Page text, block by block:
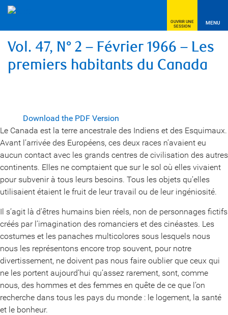
OUVRIR UNE
SESSION
MENU
Vol. 47, N° 2 – Février 1966 – Les
premiers habitants du Canada
Download the PDF Version
Le Canada est la terre ancestrale des Indiens et des Esquimaux.
Avant l’arrivée des Européens, ces deux races n’avaient eu
aucun contact avec les grands centres de civilisation des autres
continents. Elles ne comptaient que sur le sol où elles vivaient
pour subvenir à tous leurs besoins. Tous les objets qu’elles
utilisaient étaient le fruit de leur travail ou de leur ingéniosité.
Il s’agit là d’êtres humains bien réels, non de personnages fictifs
créés par l’imagination des romanciers et des cinéastes. Les
costumes et les panaches multicolores sous lesquels nous
nous les représentons encore trop souvent, pour notre
divertissement, ne doivent pas nous faire oublier que ceux qui
ne les portent aujourd’hui qu’assez rarement, sont, comme
nous, des hommes et des femmes en quête de ce que l’on
recherche dans tous les pays du monde : le logement, la santé
et le bonheur.